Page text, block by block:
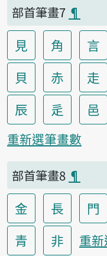
部首筆畫7 ¶
見 角 言
貝
赤 走
辰
辵 邑
重新選筆畫數
部首筆畫8 ¶
金 長 門
青
非 重